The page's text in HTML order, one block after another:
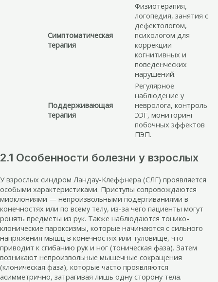
Симптоматическая
терапия
Физиотерапия,
логопедия, занятия с
дефектологом,
психологом для
коррекции
когнитивных и
поведенческих
нарушений.
Поддерживающая
терапия
Регулярное
наблюдение у
невролога, контроль
ЭЭГ, мониторинг
побочных эффектов
ПЭП.
2.1 Особенности болезни у взрослых
У взрослых синдром Ландау-Клеффнера (СЛГ) проявляется
особыми характеристиками. Приступы сопровождаются
миоклониями — непроизвольными подергиваниями в
конечностях или по всему телу, из-за чего пациенты могут
ронять предметы из рук. Также наблюдаются тонико-
клонические пароксизмы, которые начинаются с сильного
напряжения мышц в конечностях или туловище, что
приводит к сгибанию рук и ног (тоническая фаза). Затем
возникают непроизвольные мышечные сокращения
(клоническая фаза), которые часто проявляются
асимметрично, затрагивая лишь одну сторону тела.